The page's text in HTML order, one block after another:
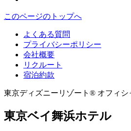
このページのトップへ
よくある質問
プライバシーポリシー
会社概要
リクルート
宿泊約款
東京ディズニーリゾート® オフィシ
東京ベイ舞浜ホテル